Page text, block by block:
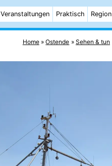
Veranstaltungen Praktisch Region
Home Ostende Sehen & tun